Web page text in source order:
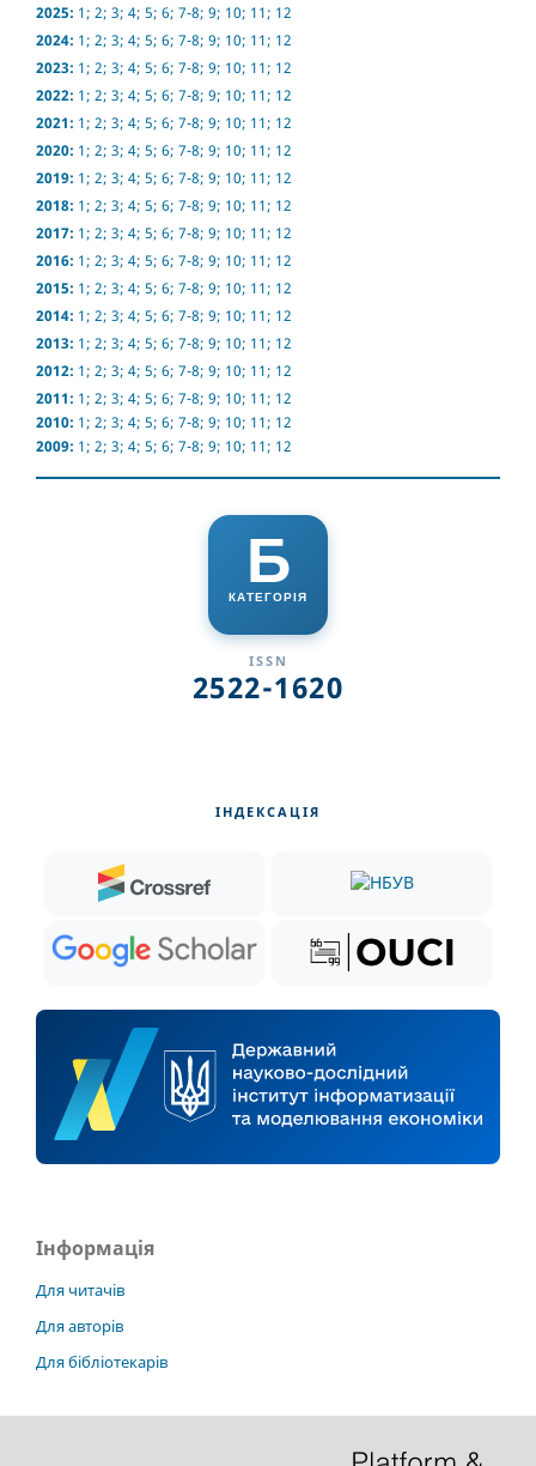
2025: 1; 2; 3; 4; 5; 6; 7-8; 9; 10; 11; 12
2024: 1; 2; 3; 4; 5; 6; 7-8; 9; 10; 11; 12
2023: 1; 2; 3; 4; 5; 6; 7-8; 9; 10; 11; 12
2022: 1; 2; 3; 4; 5; 6; 7-8; 9; 10; 11; 12
2021: 1; 2; 3; 4; 5; 6; 7-8; 9; 10; 11; 12
2020: 1; 2; 3; 4; 5; 6; 7-8; 9; 10; 11; 12
2019: 1; 2; 3; 4; 5; 6; 7-8; 9; 10; 11; 12
2018: 1; 2; 3; 4; 5; 6; 7-8; 9; 10; 11; 12
2017: 1; 2; 3; 4; 5; 6; 7-8; 9; 10; 11; 12
2016: 1; 2; 3; 4; 5; 6; 7-8; 9; 10; 11; 12
2015: 1; 2; 3; 4; 5; 6; 7-8; 9; 10; 11; 12
2014: 1; 2; 3; 4; 5; 6; 7-8; 9; 10; 11; 12
2013: 1; 2; 3; 4; 5; 6; 7-8; 9; 10; 11; 12
2012: 1; 2; 3; 4; 5; 6; 7-8; 9; 10; 11; 12
2011: 1; 2; 3; 4; 5; 6; 7-8; 9; 10; 11; 12
2010: 1; 2; 3; 4; 5; 6; 7-8; 9; 10; 11; 12
2009: 1; 2; 3; 4; 5; 6; 7-8; 9; 10; 11; 12
Б
КАТЕГОРІЯ
ISSN
2522-1620
ІНДЕКСАЦІЯ
Інформація
Для читачів
Для авторів
Для бібліотекарів